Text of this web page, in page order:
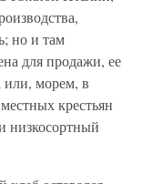
но и там
для продажи, ее
или, морем, в
крестьян
низкосортный